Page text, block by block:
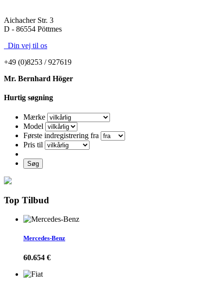
Aichacher Str. 3
D - 86554 Pöttmes
Din vej til os
+49 (0)8253 / 927619
Mr. Bernhard Höger
Hurtig søgning
Mærke
Model
Første indregistrering fra
Pris til
Søg
Top Tilbud
Mercedes-Benz
60.654 €